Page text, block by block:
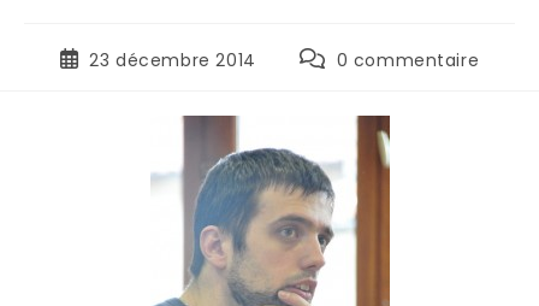
23 décembre 2014 0 commentaire